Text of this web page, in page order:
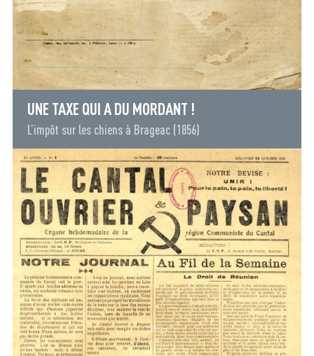
UNE TAXE QUI A DU MORDANT !
L’impôt sur les chiens à Brageac (1856)